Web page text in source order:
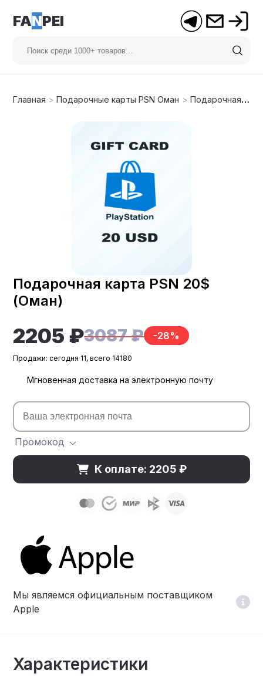
FANPEI
Главная >Подарочные карты PSN Оман >Подарочная карта PSN 20$ (Оман)
Подарочная карта PSN 20$
(Оман)
2205 ₽3087 ₽ -28%
Продажи: сегодня 11, всего 14180
Мгновенная доставка на электронную почту
Промокод
К оплате: 2205 ₽
Мы являемся официальным поставщиком
Apple
Характеристики